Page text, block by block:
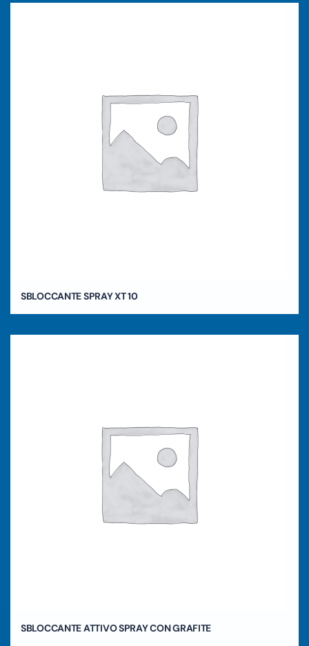
SBLOCCANTE SPRAY XT 10
SBLOCCANTE ATTIVO SPRAY CON GRAFITE